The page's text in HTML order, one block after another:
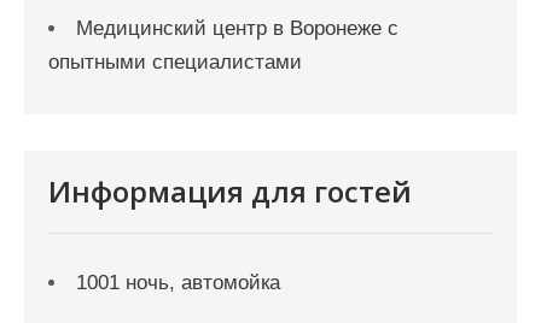
Медицинский центр в Воронеже с
опытными специалистами
Информация для гостей
1001 ночь, автомойка